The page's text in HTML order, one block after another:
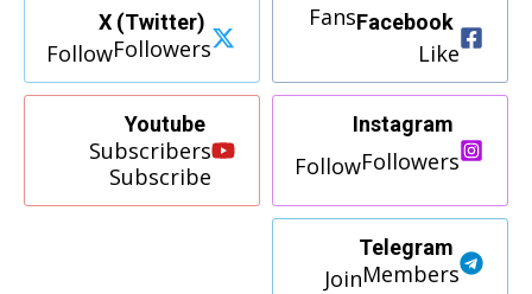
Facebook
Fans
Like
X (Twitter)
Followers
Follow
Instagram
Followers
Follow
Youtube
Subscribers
Subscribe
Telegram
Members
Join